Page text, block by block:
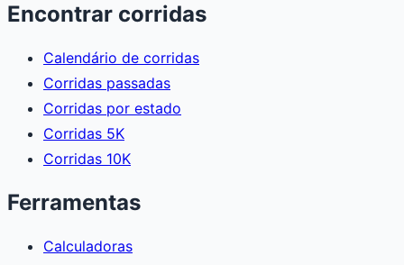
Encontrar corridas
Calendário de corridas
Corridas passadas
Corridas por estado
Corridas 5K
Corridas 10K
Ferramentas
Calculadoras